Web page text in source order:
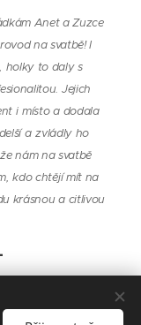
Anet a Zuzce
na svatbě! I
holky to daly s
Jejich
i místo a dodala
a zvládly ho
nám na svatbě
kdo chtějí mít na
krásnou a citlivou